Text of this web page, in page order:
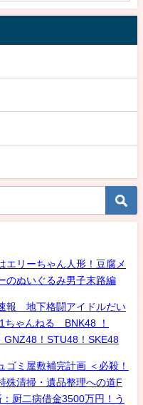
リーちゃん人形！豆腐メ
のぬいぐるみ男子末路編
報 地下格闘アイドルだい
ゃんねる BNK48 ！
！STU48！SKE48
ゴミ屋敷補完計画 ＜必殺！
殊清掃・遺品整理への道F
厨二病借金3500万円！う